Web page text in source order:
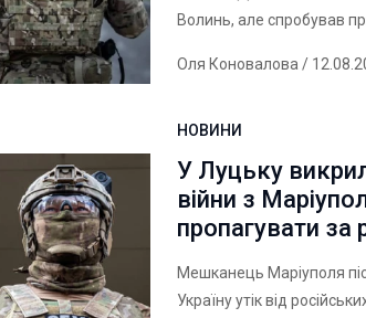
Волинь, але спробував
Оля Коновалова /
НОВИНИ
У Луцьку
війни з
пропагувати за
Мешканець Маріуполя
Україну утік від